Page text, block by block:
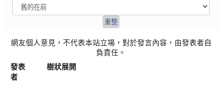
網友個人意見，不代表本站立場，對於發言內容，由發表者自
負責任。
發表
者
樹狀展開